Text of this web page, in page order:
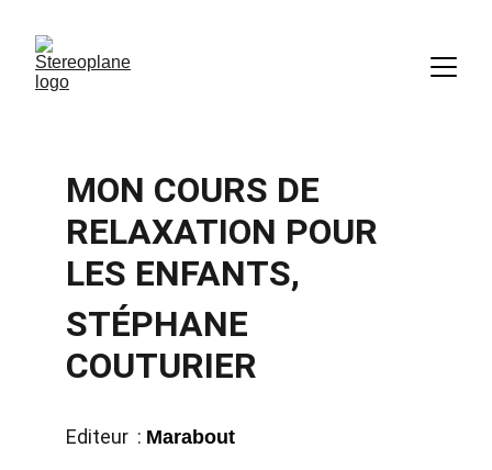
MON COURS DE
RELAXATION POUR
LES ENFANTS,
STÉPHANE
COUTURIER
Editeur  : Marabout